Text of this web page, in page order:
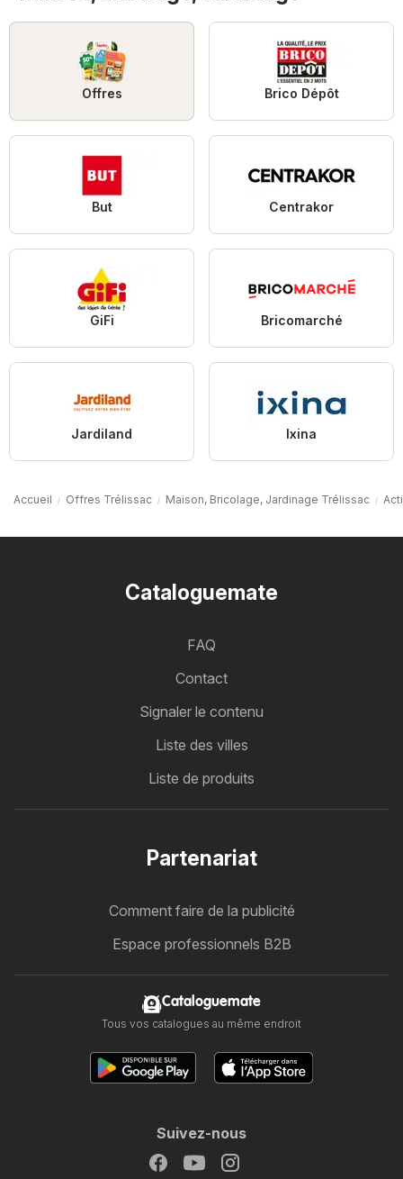
Offres Brico Dépôt
But Centrakor
GiFi Bricomarché
Jardiland Ixina
Accueil Offres Trélissac Maison, Bricolage, Jardinage Trélissac
Cataloguemate
FAQ
Contact
Signaler le contenu
Liste des villes
Liste de produits
Partenariat
Comment faire de la publicité
Espace professionnels B2B
Cataloguemate
Tous vos catalogues au même endroit
Suivez-nous